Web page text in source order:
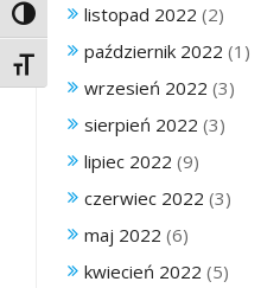
Toggle High Contrast
Toggle Font size
listopad 2022 (2)
październik 2022 (1)
wrzesień 2022 (3)
sierpień 2022 (3)
lipiec 2022 (9)
czerwiec 2022 (3)
maj 2022 (6)
kwiecień 2022 (5)